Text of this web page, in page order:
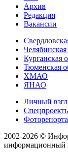
Архив
Редакция
Вакансии
Челябинская
Курганская
Тюменская
ХМАО
ЯНАО
Личный
2002-2026 ©
информационный